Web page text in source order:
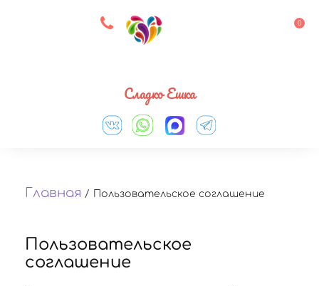
8 927 083 33 05 0
Сладко Ешка
Главная / Пользовательское соглашение
Пользовательское
соглашение